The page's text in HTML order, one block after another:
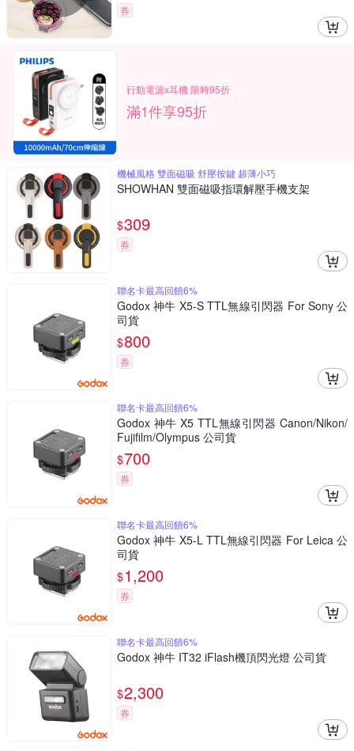
券
行動電源x耳機 限時95折
滿1件享95折
機械風格 雙面磁吸 舒壓按鍵 超薄小巧
SHOWHAN 雙面磁吸指環解壓手機支架
$309
券
聯名卡最高回饋6%
Godox 神牛 X5-S TTL無線引閃器 For Sony 公
司貨
$800
券
聯名卡最高回饋6%
Godox 神牛 X5 TTL無線引閃器 Canon/Nikon/
Fujifilm/Olympus 公司貨
$700
券
聯名卡最高回饋6%
Godox 神牛 X5-L TTL無線引閃器 For Leica 公
司貨
$1,200
券
聯名卡最高回饋6%
Godox 神牛 IT32 iFlash機頂閃光燈 公司貨
$2,300
券